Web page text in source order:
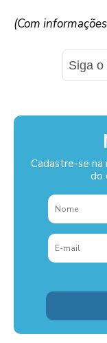
(Com
Siga o
Cadastre-se
do